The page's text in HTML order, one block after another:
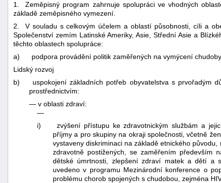
1. Zeměpisný program zahrnuje spolupráci ve vhodných
základě zeměpisného vymezení.
2. V souladu s celkovým účelem a oblastí působnosti, cíli a
Společenství zemím Latinské Ameriky, Asie, Střední Asie a
těchto oblastech spolupráce:
a)
podpora provádění politik zaměřených na vymýcení
Lidský rozvoj
b)
uspokojení základních potřeb obyvatelstva s prvořadým
prostřednictvím:
— v oblasti zdraví:
—
i)
zvýšení přístupu ke zdravotnickým službám a
příjmy a pro skupiny na okraji společnosti, včetně
vystaveny diskriminaci na základě etnického
zdravotně postižených, se zaměřením
dětské úmrtnosti, zlepšení zdraví matek a dětí a
uvedeno v programu Mezinárodní konference o
problému chorob spojených s chudobou, zejména